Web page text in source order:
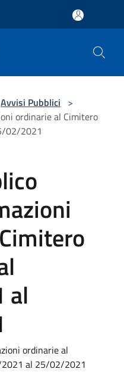
Avvisi Pubblici >
ordinarie al Cimitero
02/2021
al
ordinarie al
al 25/02/2021